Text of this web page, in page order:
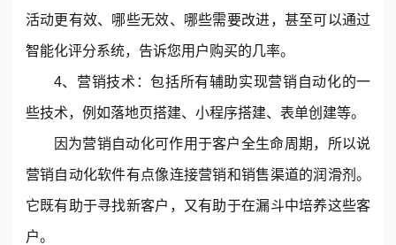
活动更有效、哪些无效、哪些需要改进，甚至可以通过
智能化评分系统，告诉您用户购买的几率。
4、营销技术：包括所有辅助实现营销自动化的一
些技术，例如落地页搭建、小程序搭建、表单创建等。
因为营销自动化可作用于客户全生命周期，所以说
营销自动化软件有点像连接营销和销售渠道的润滑剂。
它既有助于寻找新客户，又有助于在漏斗中培养这些客
户。